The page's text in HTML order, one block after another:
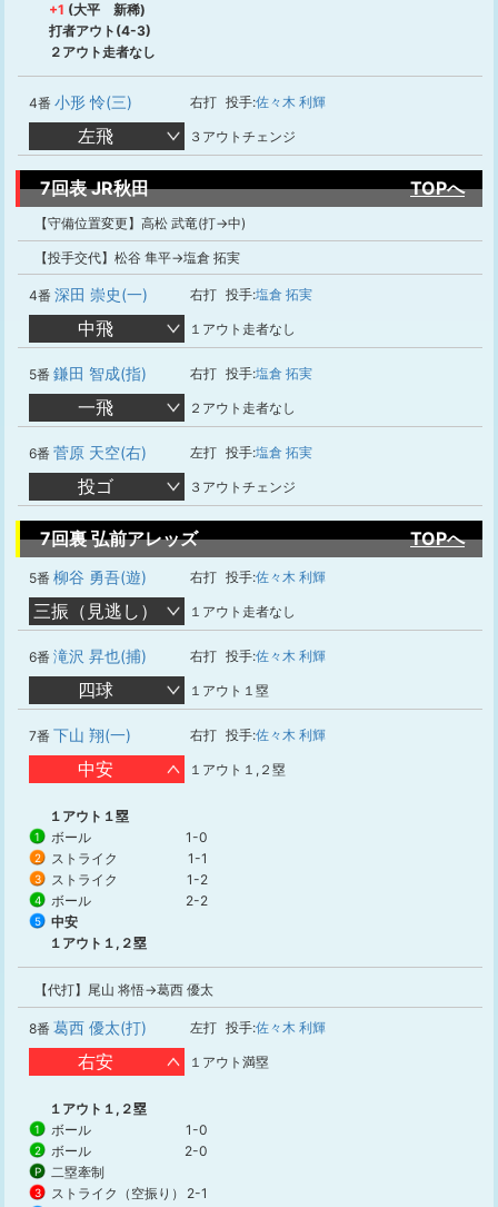
+1 (大平 新稀)
打者アウト(4-3)
２アウト走者なし
4番 小形 怜(三) 右打 投手:佐々木 利輝
左飛 ３アウトチェンジ
7回表 JR秋田 TOPへ
【守備位置変更】高松 武竜(打→中)
【投手交代】松谷 隼平→塩倉 拓実
4番 深田 崇史(一) 右打 投手:塩倉 拓実
中飛 １アウト走者なし
5番 鎌田 智成(指) 右打 投手:塩倉 拓実
一飛 ２アウト走者なし
6番 菅原 天空(右) 左打 投手:塩倉 拓実
投ゴ ３アウトチェンジ
7回裏 弘前アレッズ TOPへ
5番 柳谷 勇吾(遊) 右打 投手:佐々木 利輝
三振（見逃し） １アウト走者なし
6番 滝沢 昇也(捕) 右打 投手:佐々木 利輝
四球 １アウト１塁
7番 下山 翔(一) 右打 投手:佐々木 利輝
中安 １アウト１,２塁
１アウト１塁
1 ボール 1-0
2 ストライク 1-1
3 ストライク 1-2
4 ボール 2-2
5
中安
１アウト１,２塁
【代打】尾山 将悟→葛西 優太
8番 葛西 優太(打) 左打 投手:佐々木 利輝
右安 １アウト満塁
１アウト１,２塁
1 ボール 1-0
2 ボール 2-0
P 二塁牽制
3 ストライク（空振り）
2-1